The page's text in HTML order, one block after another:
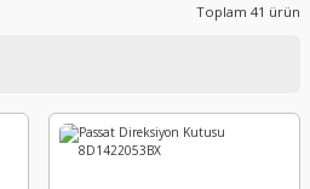
Toplam 41 ürün